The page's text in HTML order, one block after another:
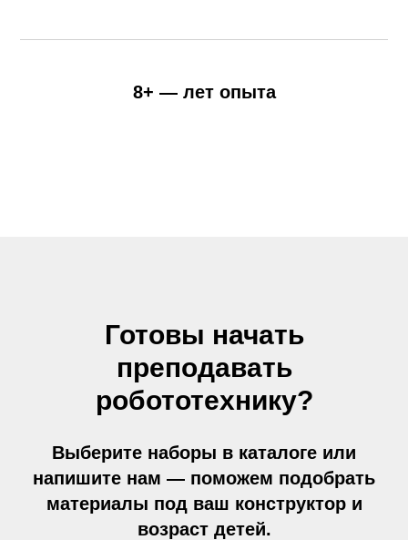
8+ — лет опыта
Готовы начать
преподавать
робототехнику?
Выберите наборы в каталоге или
напишите нам — поможем подобрать
материалы под ваш конструктор и
возраст детей.